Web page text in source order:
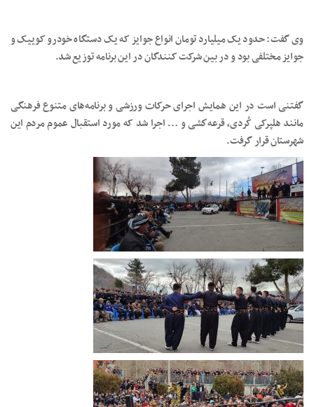
وی گفت: حدود یک میلیارد تومان انواع جوایز که یک دستگاه خودرو کوییک و
جوایز مختلفی بود و در بین شرکت کنندگان در این برنامه توزیع شد.
گفتنی است در این همایش اجرای حرکات ورزشی و برنامه‌های متنوع فرهنگی
مانند هلپرکی کُردی، قرعه‌كشی و … اجرا شد که مورد استقبال عموم مردم این
شهرستان قرار گرفت.